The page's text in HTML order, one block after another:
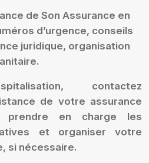
de Son Assurance en
d’urgence, conseils
juridique, organisation
contactez
de votre assurance
prendre en charge les
et organiser votre
si nécessaire.